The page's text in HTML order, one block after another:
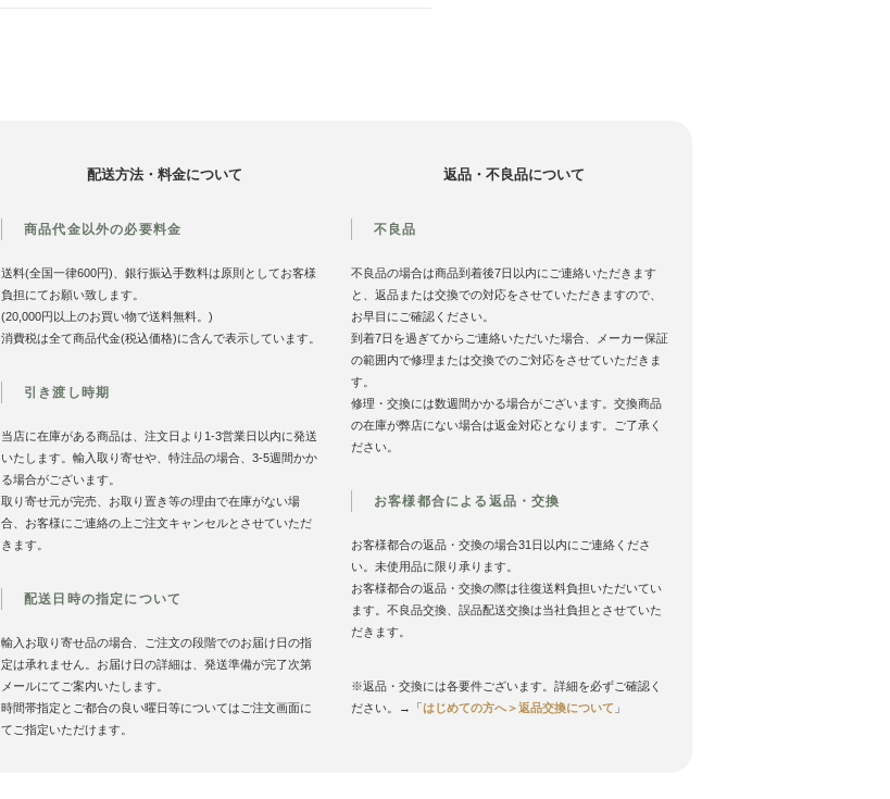
配送方法・料金について
商品代金以外の必要料金
送料(全国一律600円)、銀行振込手数料は原則としてお客様
負担にてお願い致します。
(20,000円以上のお買い物で送料無料。)
消費税は全て商品代金(税込価格)に含んで表示しています。
引き渡し時期
当店に在庫がある商品は、注文日より1-3営業日以内に発送
いたします。輸入取り寄せや、特注品の場合、3-5週間かか
る場合がございます。
取り寄せ元が完売、お取り置き等の理由で在庫がない場
合、お客様にご連絡の上ご注文キャンセルとさせていただ
きます。
配送日時の指定について
輸入お取り寄せ品の場合、ご注文の段階でのお届け日の指
定は承れません。お届け日の詳細は、発送準備が完了次第
メールにてご案内いたします。
時間帯指定とご都合の良い曜日等についてはご注文画面に
てご指定いただけます。
返品・不良品について
不良品
不良品の場合は商品到着後7日以内にご連絡いただきます
と、返品または交換での対応をさせていただきますので、
お早目にご確認ください。
到着7日を過ぎてからご連絡いただいた場合、メーカー保証
の範囲内で修理または交換でのご対応をさせていただきま
す。
修理・交換には数週間かかる場合がございます。交換商品
の在庫が弊店にない場合は返金対応となります。ご了承く
ださい。
お客様都合による返品・交換
お客様都合の返品・交換の場合31日以内にご連絡くださ
い。未使用品に限り承ります。
お客様都合の返品・交換の際は往復送料負担いただいてい
ます。不良品交換、誤品配送交換は当社負担とさせていた
だきます。
※返品・交換には各要件ございます。詳細を必ずご確認く
ださい。→「はじめての方へ＞返品交換について 」